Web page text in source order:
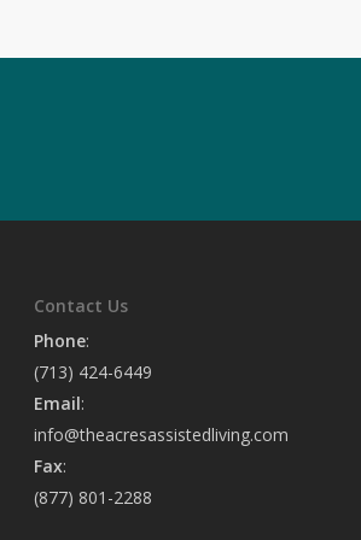
Contact Us
Phone:
(713) 424-6449
Email:
info@theacresassistedliving.com
Fax:
(877) 801-2288